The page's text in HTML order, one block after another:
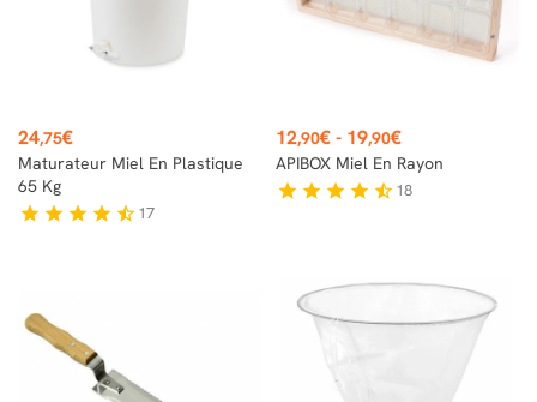
Prix
24,75€
Maturateur Miel En Plastique
65 Kg
star star star star star_half 17
Prix
12,90€ - 19,90€
APIBOX Miel En Rayon
star star star star star_half 18